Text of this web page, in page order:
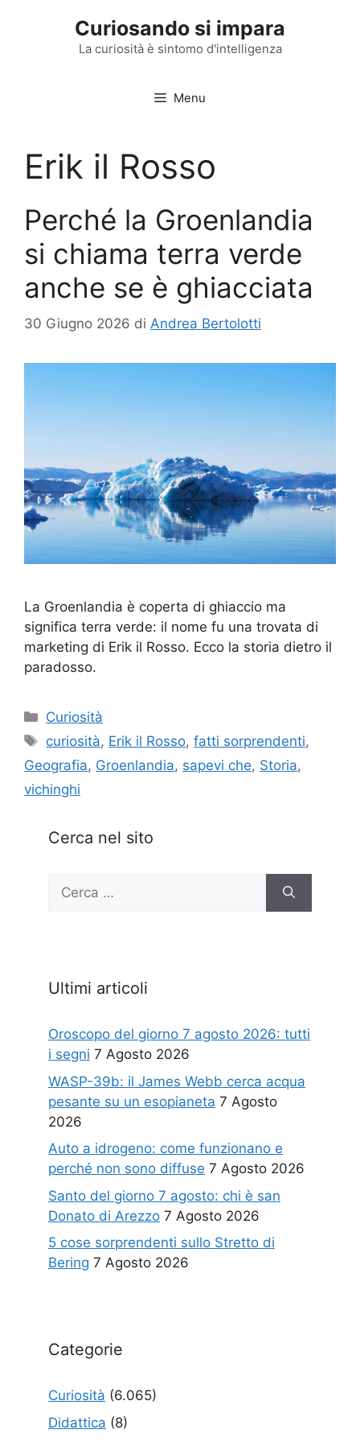
Curiosando si impara
La curiosità è sintomo d'intelligenza
Menu
Erik il Rosso
Perché la Groenlandia
si chiama terra verde
anche se è ghiacciata
30 Giugno 2026 di Andrea Bertolotti
La Groenlandia è coperta di ghiaccio ma
significa terra verde: il nome fu una trovata di
marketing di Erik il Rosso. Ecco la storia dietro il
paradosso.
Categorie
Curiosità
Tag
curiosità, Erik il Rosso,fatti sorprendenti,
Geografia, Groenlandia, sapevi che, Storia,
vichinghi
Cerca nel sito
Ricerca
Ultimi articoli
Oroscopo del giorno 7 agosto 2026: tutti
i segni 7 Agosto 2026
WASP-39b: il James Webb cerca acqua
pesante su un esopianeta 7 Agosto
2026
Auto a idrogeno: come funzionano e
perché non sono diffuse 7 Agosto 2026
Santo del giorno 7 agosto: chi è san
Donato di Arezzo 7 Agosto 2026
5 cose sorprendenti sullo Stretto di
Bering 7 Agosto 2026
Categorie
Curiosità (6.065)
Didattica (8)